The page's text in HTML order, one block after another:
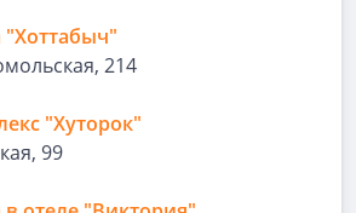
"Хоттабыч"
214
"Хуторок"
99